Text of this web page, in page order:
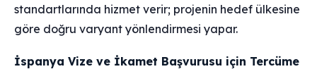
standartlarında hizmet verir; projenin hedef ülkesine
göre doğru varyant yönlendirmesi yapar.
İspanya Vize ve İkamet Başvurusu için Tercüme